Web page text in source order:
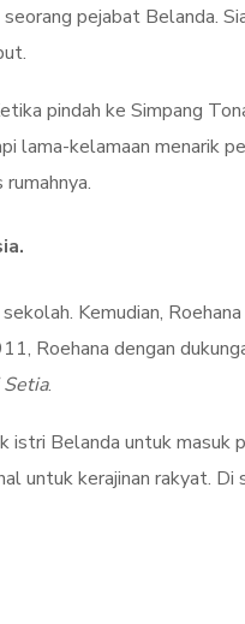
pejabat Belanda.
pindah ke Simpang
lama-kelamaan menarik
Kemudian,
Roehana dengan
.
Belanda untuk
untuk kerajinan rakyat.